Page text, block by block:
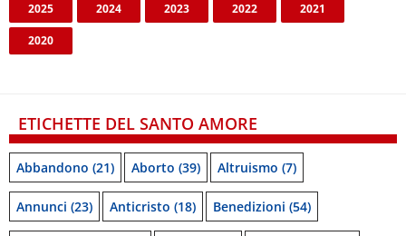
2025 2024 2023 2022 2021
2020
ETICHETTE DEL SANTO AMORE
Abbandono (21) Aborto (39) Altruismo (7)
Annunci (23) Anticristo (18) Benedizioni (54)